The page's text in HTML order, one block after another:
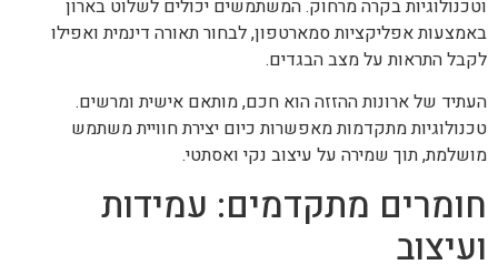
וטכנולוגיות בקרה מרחוק. המשתמשים יכולים לשלוט בארון
באמצעות אפליקציות סמארטפון, לבחור תאורה דינמית ואפילו
לקבל התראות על מצב הבגדים.
העתיד של ארונות ההזזה הוא חכם, מותאם אישית ומרשים.
טכנולוגיות מתקדמות מאפשרות כיום יצירת חוויית משתמש
מושלמת, תוך שמירה על עיצוב נקי ואסתטי.
חומרים מתקדמים: עמידות
ועיצוב